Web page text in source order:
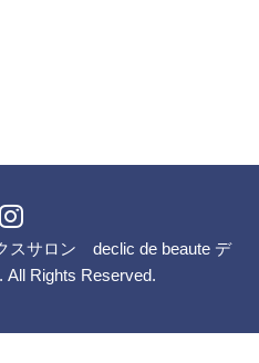
スサロン declic de beaute デ
. All Rights Reserved.